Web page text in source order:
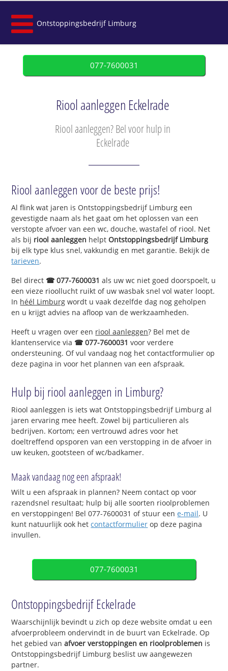
Ontstoppingsbedrijf Limburg
077-7600031
Riool aanleggen Eckelrade
Riool aanleggen? Bel voor hulp in
Eckelrade
Riool aanleggen voor de beste prijs!
Al flink wat jaren is Ontstoppingsbedrijf Limburg een
gevestigde naam als het gaat om het oplossen van een
verstopte afvoer van een wc, douche, wastafel of riool. Net
als bij riool aanleggen helptOntstoppingsbedrijf Limburg
bij elk type klus snel, vakkundig en met garantie. Bekijk de
tarieven.
Bel direct ☎ 077-7600031 als uw wc niet goed doorspoelt, u
een vieze rioollucht ruikt of uw wasbak snel vol water loopt.
In héél Limburg wordt u vaak dezelfde dag nog geholpen
en u krijgt advies na afloop van de werkzaamheden.
Heeft u vragen over een riool aanleggen? Bel met de
klantenservice via ☎ 077-7600031 voor verdere
ondersteuning. Of vul vandaag nog het contactformulier op
deze pagina in voor het plannen van een afspraak.
Hulp bij riool aanleggen in Limburg?
Riool aanleggen is iets wat Ontstoppingsbedrijf Limburg al
jaren ervaring mee heeft. Zowel bij particulieren als
bedrijven. Kortom; een vertrouwd adres voor het
doeltreffend opsporen van een verstopping in de afvoer in
uw keuken, gootsteen of wc/badkamer.
Maak vandaag nog een afspraak!
Wilt u een afspraak in plannen? Neem contact op voor
razendsnel resultaat; hulp bij alle soorten rioolproblemen
en verstoppingen! Bel 077-7600031 of stuur eene-mail. U
kunt natuurlijk ook hetcontactformulier op deze pagina
invullen.
077-7600031
Ontstoppingsbedrijf Eckelrade
Waarschijnlijk bevindt u zich op deze website omdat u een
afvoerprobleem ondervindt in de buurt van Eckelrade. Op
het gebied vanafvoer verstoppingen en rioolproblemen is
Ontstoppingsbedrijf Limburg beslist uw aangewezen
partner.